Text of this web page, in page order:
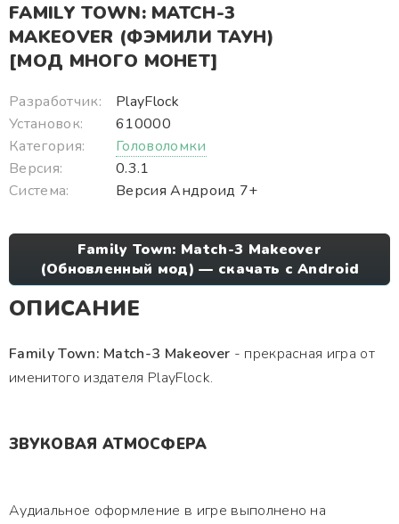
FAMILY TOWN: MATCH-3
MAKEOVER (ФЭМИЛИ ТАУН)
[МОД МНОГО МОНЕТ]
Разработчик:
PlayFlock
Установок:
610000
Категория:
Головоломки
Версия:
0.3.1
Система:
Версия Андроид 7+
Family Town: Match-3 Makeover
(Обновленный мод) — скачать с Android
ОПИСАНИЕ
Family Town: Match-3 Makeover - прекрасная игра от
именитого издателя PlayFlock.
ЗВУКОВАЯ АТМОСФЕРА
Аудиальное оформление в игре выполнено на